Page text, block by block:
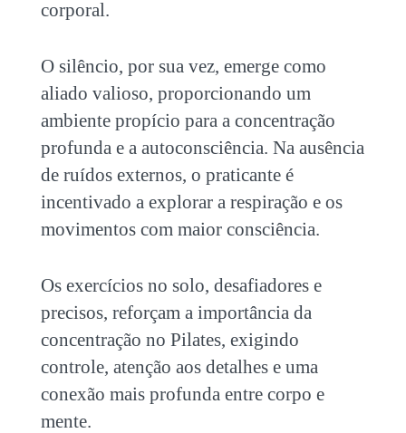
corporal.
O silêncio, por sua vez, emerge como
aliado valioso, proporcionando um
ambiente propício para a concentração
profunda e a autoconsciência. Na ausência
de ruídos externos, o praticante é
incentivado a explorar a respiração e os
movimentos com maior consciência.
Os exercícios no solo, desafiadores e
precisos, reforçam a importância da
concentração no Pilates, exigindo
controle, atenção aos detalhes e uma
conexão mais profunda entre corpo e
mente.